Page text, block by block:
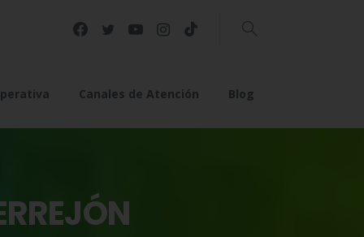
Buscar
Canales de Atención Blog